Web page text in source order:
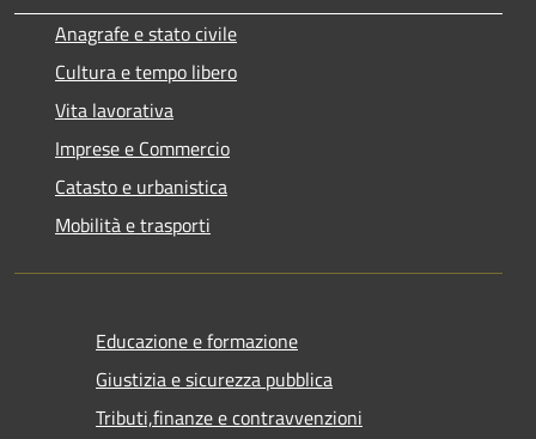
Anagrafe e stato civile
Cultura e tempo libero
Vita lavorativa
Imprese e Commercio
Catasto e urbanistica
Mobilità e trasporti
Educazione e formazione
Giustizia e sicurezza pubblica
Tributi,finanze e contravvenzioni